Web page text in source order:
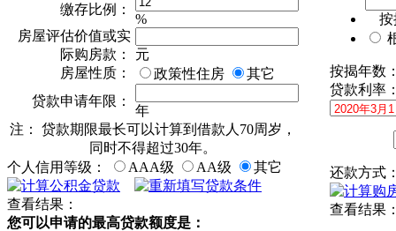
缴存比例：
%
房屋评估价值或实
际购房款：
元
房屋性质：
政策性住房
其它
贷款申请年限：
年
注： 贷款期限最长可以计算到借款人70周岁，
同时不得超过30年。
个人信用等级：
AAA级 AA级 其它
查看结果：
您可以申请的最高贷款额度是：
按
按揭年数
贷款利率
还款方式
查看结果